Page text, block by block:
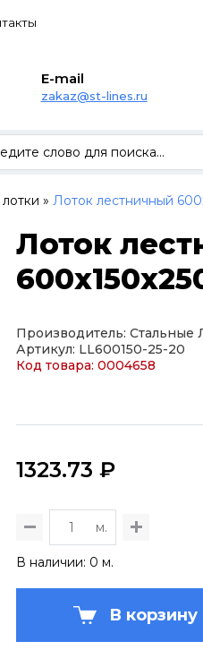
E-mail
zakaz@st-lines.ru
» Лоток лестничный
Лоток
Производитель: Стальные
Артикул: LL600150-25-20
Код товара: 0004658
1323.73 ₽
м.
В наличии: 0 м.
В корзину